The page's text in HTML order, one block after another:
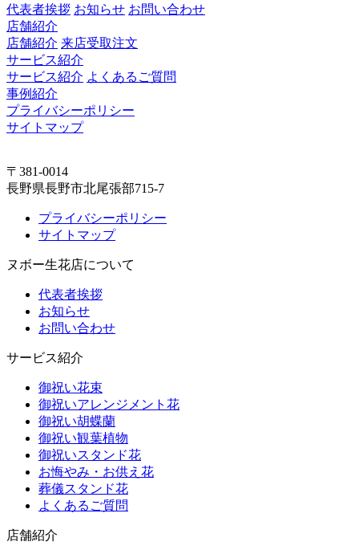
代表者挨拶 お知らせ お問い合わせ
店舗紹介
店舗紹介 来店受取注文
サービス紹介
サービス紹介 よくあるご質問
事例紹介
プライバシーポリシー
サイトマップ
〒381-0014
長野県長野市北尾張部715-7
プライバシーポリシー
サイトマップ
ヌボー生花店について
代表者挨拶
お知らせ
お問い合わせ
サービス紹介
御祝い花束
御祝いアレンジメント花
御祝い胡蝶蘭
御祝い観葉植物
御祝いスタンド花
お悔やみ・お供え花
葬儀スタンド花
よくあるご質問
店舗紹介